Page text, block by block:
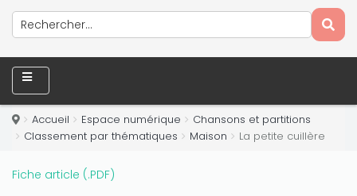
Accueil Espace numérique
Chansons et partitions
Classement par thématiques
Maison La petite cuillère
Fiche article (.PDF)